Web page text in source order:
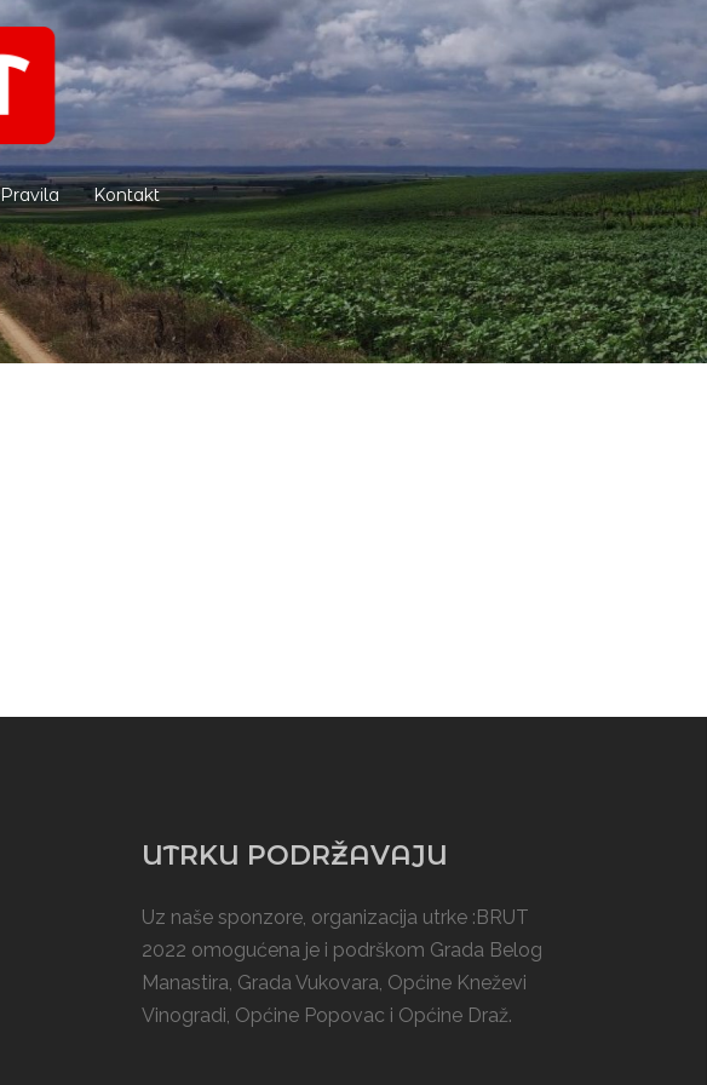
Pravila Kontakt
UTRKU PODRŽAVAJU
Uz naše sponzore, organizacija utrke :BRUT
2022 omogućena je i podrškom Grada Belog
Manastira, Grada Vukovara, Općine Kneževi
Vinogradi, Općine Popovac i Općine Draž.